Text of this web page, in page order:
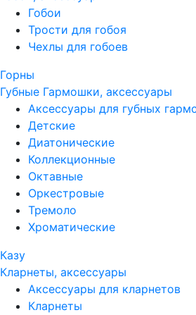
Гобои
Трости для гобоя
Чехлы для гобоев
Горны
Губные Гармошки, аксессуары
Аксессуары для губных
Детские
Диатонические
Коллекционные
Октавные
Оркестровые
Тремоло
Хроматические
Казу
Кларнеты, аксессуары
Аксессуары для кларнетов
Кларнеты